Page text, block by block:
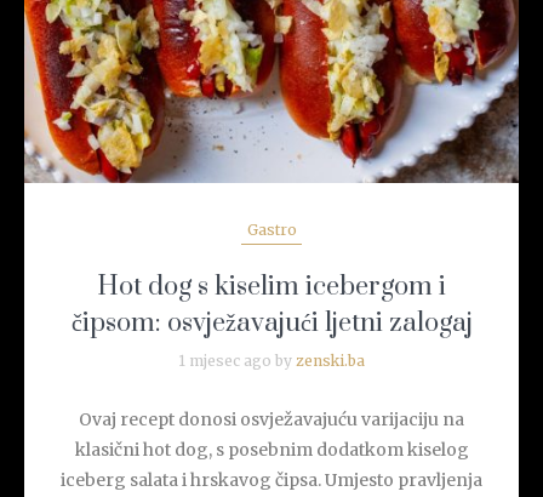
Gastro
Hot dog s kiselim icebergom i
čipsom: osvježavajući ljetni zalogaj
1 mjesec ago by zenski.ba
Ovaj recept donosi osvježavajuću varijaciju na
klasični hot dog, s posebnim dodatkom kiselog
iceberg salata i hrskavog čipsa. Umjesto pravljenja